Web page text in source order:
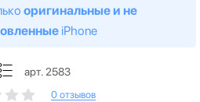
оригинальные и не
iPhone
арт. 2583
0 отзывов